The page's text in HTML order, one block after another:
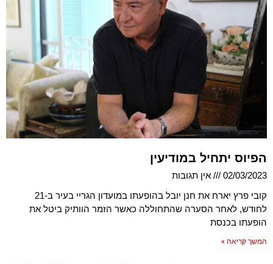
הפיוס יתחיל במודיעין
02/03/2023
אין תגובות
קובי פרץ יארח את חנן יובל בהופעתו במועדון הגריי בעיר ב-21
לחודש, לאחר הסערה שהתחוללה כאשר הזמר הוותיק ביטל את
הופעתו בכנסת
המשך קריאה »